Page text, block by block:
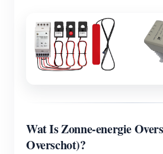
Wat Is Zonne-energie
Overschot)?